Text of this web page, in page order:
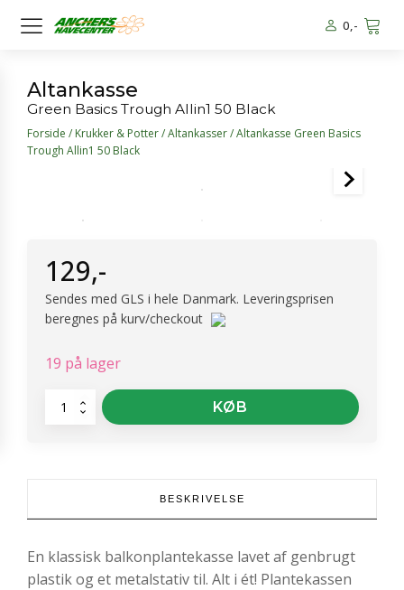
0,-
Forside / Krukker & Potter/Altankasser/ Altankasse Green Basics
Trough Allin1 50 Black
Altankasse
Green Basics Trough Allin1 50 Black
129,-
Sendes med GLS i hele Danmark. Leveringsprisen
beregnes på kurv/checkout
19 på lager
Altankasse
KØB
BESKRIVELSE
En klassisk balkonplantekasse lavet af genbrugt
plastik og et metalstativ til. Alt i ét! Plantekassen